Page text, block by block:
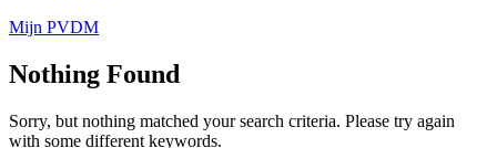
Mijn PVDM
Nothing Found
Sorry, but nothing matched your search criteria. Please try again
with some different keywords.